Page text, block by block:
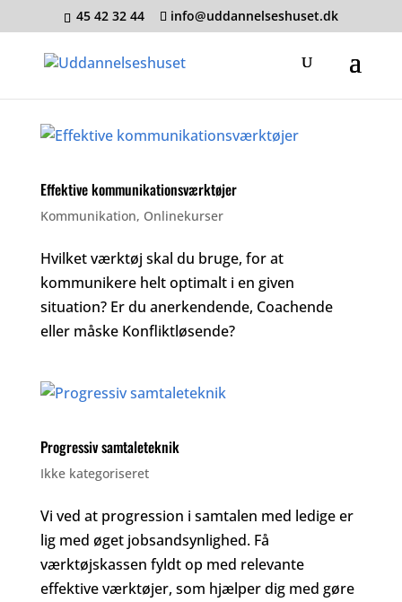
45 42 32 44 info@uddannelseshuset.dk
Effektive kommunikationsværktøjer
Kommunikation, Onlinekurser
Hvilket værktøj skal du bruge, for at
kommunikere helt optimalt i en given
situation? Er du anerkendende, Coachende
eller måske Konfliktløsende?
Progressiv samtaleteknik
Ikke kategoriseret
Vi ved at progression i samtalen med ledige er
lig med øget jobsandsynlighed. Få
værktøjskassen fyldt op med relevante
effektive værktøjer, som hjælper dig med gøre